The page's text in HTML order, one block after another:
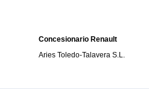
Concesionario Renault
Aries Toledo-Talavera S.L.